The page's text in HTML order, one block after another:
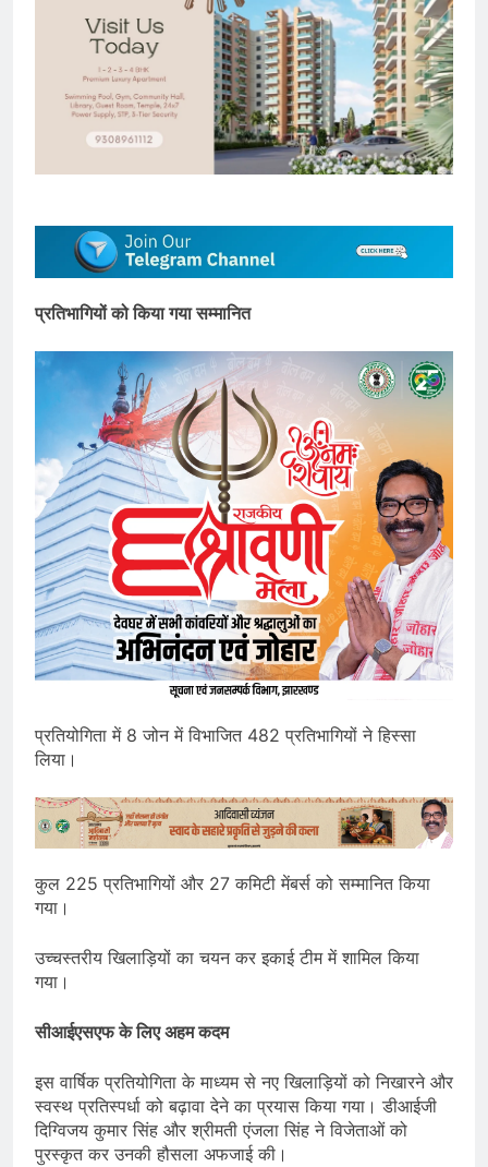
प्रतिभागियों को किया गया सम्मानित
प्रतियोगिता में 8 जोन में विभाजित 482 प्रतिभागियों ने हिस्सा
लिया।
कुल 225 प्रतिभागियों और 27 कमिटी मेंबर्स को सम्मानित किया
गया।
उच्चस्तरीय खिलाड़ियों का चयन कर इकाई टीम में शामिल किया
गया।
सीआईएसएफ के लिए अहम कदम
इस वार्षिक प्रतियोगिता के माध्यम से नए खिलाड़ियों को निखारने और
स्वस्थ प्रतिस्पर्धा को बढ़ावा देने का प्रयास किया गया। डीआईजी
दिग्विजय कुमार सिंह और श्रीमती एंजला सिंह ने विजेताओं को
पुरस्कृत कर उनकी हौसला अफजाई की।